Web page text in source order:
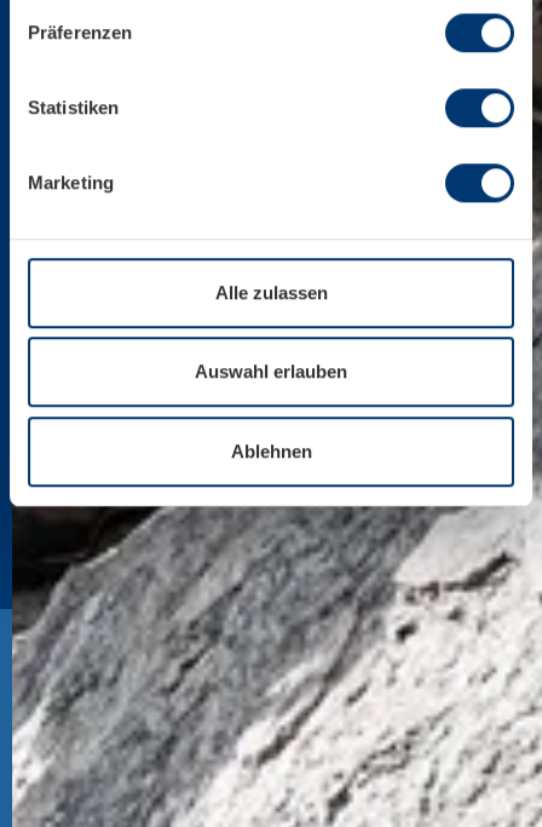
Weiterführende Details zu den auf unserer Website
eingesetzten Diensten finden Sie in unserer
Mehr über uns im Impressum.
Präferenzen
Statistiken
Marketing
Alle zulassen
Auswahl erlauben
Ablehnen